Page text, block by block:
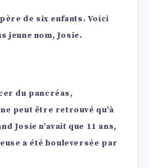
de six enfants. Voici
jeune nom, Josie.
du pancréas,
peut être retrouvé qu’à
Josie n’avait que 11 ans,
a été bouleversée par